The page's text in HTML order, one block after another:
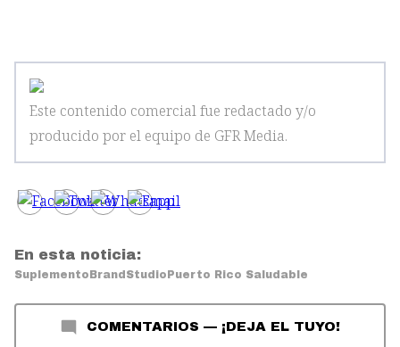
Este contenido comercial fue redactado y/o
producido por el equipo de GFR Media.
En esta noticia:
SuplementoBrandStudioPuerto Rico Saludable
COMENTARIOS — ¡DEJA EL TUYO!